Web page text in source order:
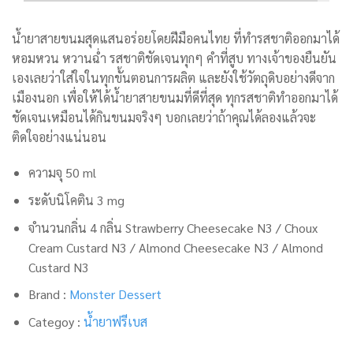
น้ำยาสายขนมสุดแสนอร่อยโดยฝีมือคนไทย ที่ทำรสชาติออกมาได้
หอมหวน หวานฉ่ำ รสชาติชัดเจนทุกๆ คำที่สูบ ทางเจ้าของยืนยัน
เองเลยว่าใส่ใจในทุกขั้นตอนการผลิต และยังใช้วัตถุดิบอย่างดีจาก
เมืองนอก เพื่อให้ได้น้ำยาสายขนมที่ดีที่สุด ทุกรสชาติทำออกมาได้
ชัดเจนเหมือนได้กินขนมจริงๆ บอกเลยว่าถ้าคุณได้ลองแล้วจะ
ติดใจอย่างแน่นอน
ความจุ 50 ml
ระดับนิโคติน 3 mg
จำนวนกลิ่น 4 กลิ่น Strawberry Cheesecake N3 / Choux
Cream Custard N3 / Almond Cheesecake N3 / Almond
Custard N3
Brand : Monster Dessert
Categoy : น้ำยาฟรีเบส